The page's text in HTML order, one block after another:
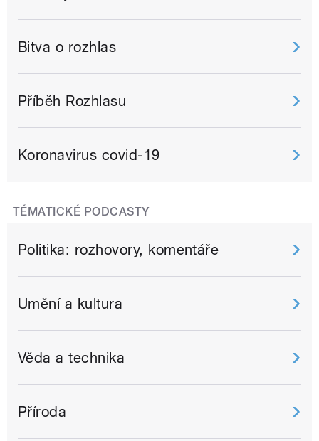
Bitva o rozhlas
Příběh Rozhlasu
Koronavirus covid-19
TÉMATICKÉ PODCASTY
Politika: rozhovory, komentáře
Umění a kultura
Věda a technika
Příroda